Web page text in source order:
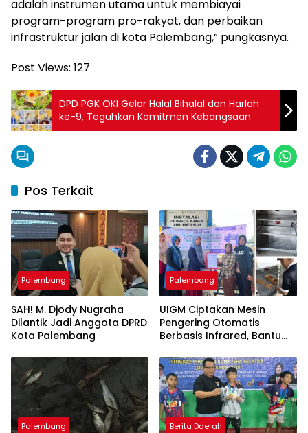
adalah instrumen utama untuk membiayai
program-program pro-rakyat, dan perbaikan
infrastruktur jalan di kota Palembang,” pungkasnya.
Post Views: 127
DPD PGK OKI Gelar Halal Bihalal dan Harlah
ke-9, Teguhkan Komitmen Kebangsaan
Pos Terkait
Palembang
SAH! M. Djody Nugraha
Dilantik Jadi Anggota DPRD
Kota Palembang
Palembang
UIGM Ciptakan Mesin
Pengering Otomatis
Berbasis Infrared, Bantu
Pulau Kemaro
Palembang Berita Daerah